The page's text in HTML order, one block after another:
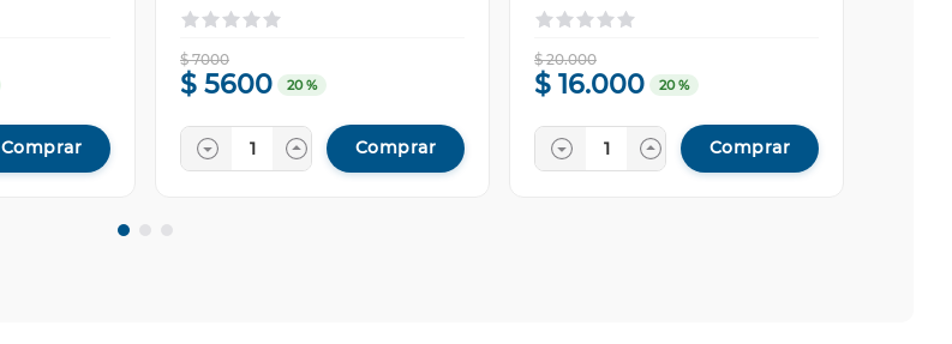
Comprar
$ 7000
$ 5600 20 %
Comprar
$ 20.000
$ 16.000 20 %
Comprar